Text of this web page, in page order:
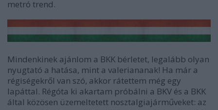
metró trend.
Mindenkinek ajánlom a BKK bérletet, legalább olyan
nyugtató a hatása, mint a valeriananak! Ha már a
régiségekről van szó, akkor rátettem még egy
lapáttal. Régóta ki akartam próbálni a BKV és a BKK
által közösen üzemeltetett nosztalgiajárműveket: az